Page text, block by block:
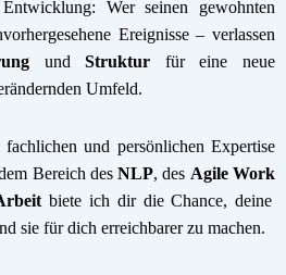
Wer seinen gewohnten
Ereignisse – verlassen
undStruktur für eine neue
Umfeld.
und persönlichen Expertise
Bereich desNLP, des Agile Work
biete ich dir die Chance, deine
sie für dich erreichbarer zu machen.